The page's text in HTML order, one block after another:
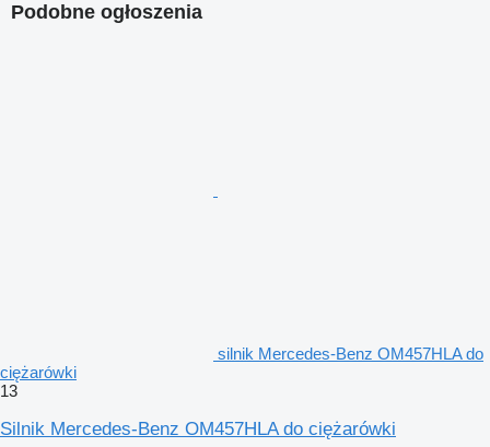
Podobne ogłoszenia
silnik Mercedes-Benz OM457HLA do
ciężarówki
13
Silnik Mercedes-Benz OM457HLA do ciężarówki